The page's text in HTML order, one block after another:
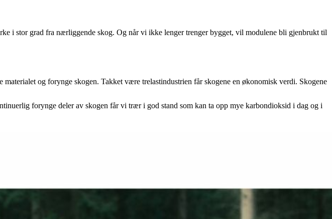
i stor grad fra nærliggende skog. Og når vi ikke lenger trenger bygget, vil modulene bli gjenbrukt til
og forynge skogen. Takket være trelastindustrien får skogene en økonomisk verdi. Skogene
forynge deler av skogen får vi trær i god stand som kan ta opp mye karbondioksid i dag og i